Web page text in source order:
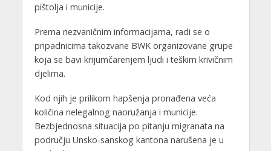
pištolja i municije.
Prema nezvaničnim informacijama, radi se o
pripadnicima takozvane BWK organizovane grupe
koja se bavi krijumčarenjem ljudi i teškim krivičnim
djelima.
Kod njih je prilikom hapšenja pronađena veća
količina nelegalnog naoružanja i municije.
Bezbjednosna situacija po pitanju migranata na
području Unsko-sanskog kantona narušena je u